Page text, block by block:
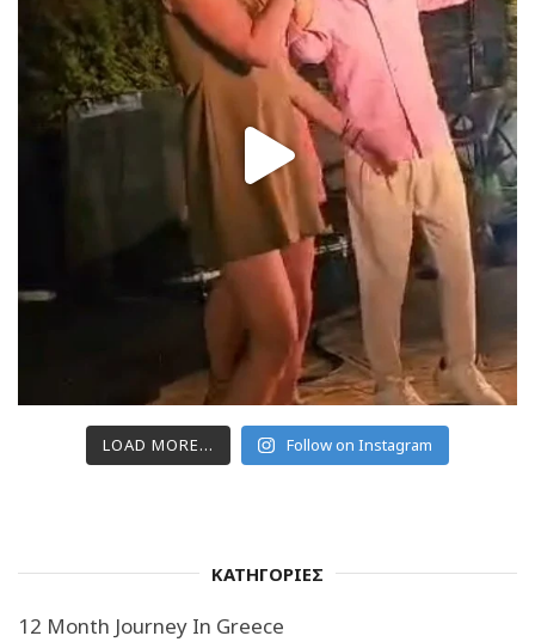
LOAD MORE... Follow on Instagram
ΚΑΤΗΓΟΡΙΕΣ
12 Month Journey In Greece